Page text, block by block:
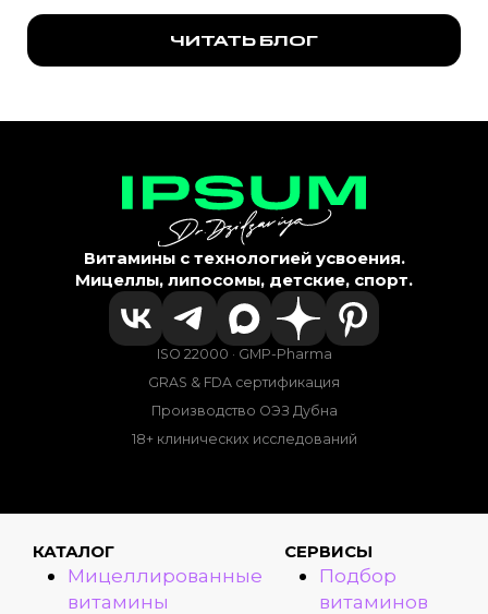
ЧИТАТЬ БЛОГ
Витамины с технологией усвоения.
Мицеллы, липосомы, детские, спорт.
ISO 22000 · GMP-Pharma
GRAS & FDA сертификация
Производство ОЭЗ Дубна
18+ клинических исследований
КАТАЛОГ
Мицеллированные
витамины
СЕРВИСЫ
Подбор
витаминов